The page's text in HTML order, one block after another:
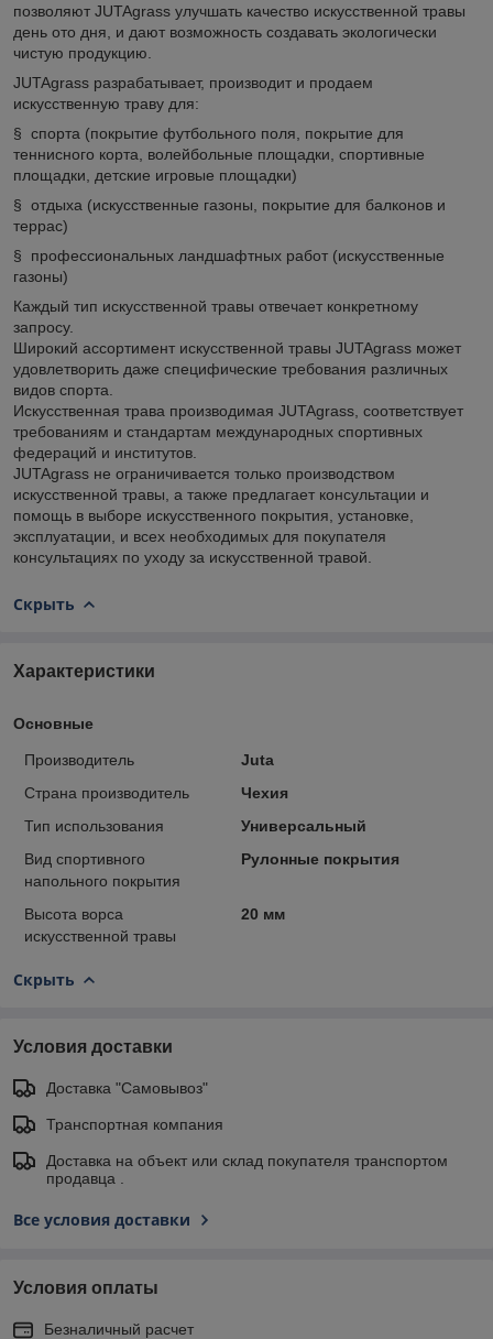
позволяют JUTAgrass улучшать качество искусственной травы
день ото дня, и дают возможность создавать экологически
чистую продукцию.
JUTAgrass разрабатывает, производит и продаем
искусственную траву для:
§ спорта (покрытие футбольного поля, покрытие для
теннисного корта, волейбольные площадки, спортивные
площадки, детские игровые площадки)
§ отдыха (искусственные газоны, покрытие для балконов и
террас)
§ профессиональных ландшафтных работ (искусственные
газоны)
Каждый тип искусственной травы отвечает конкретному
запросу.
Широкий ассортимент искусственной травы JUTAgrass может
удовлетворить даже специфические требования различных
видов спорта.
Искусственная трава производимая JUTAgrass, соответствует
требованиям и стандартам международных спортивных
федераций и институтов.
JUTAgrass не ограничивается только производством
искусственной травы, а также предлагает консультации и
помощь в выборе искусственного покрытия, установке,
эксплуатации, и всех необходимых для покупателя
консультациях по уходу за искусственной травой.
Скрыть
Характеристики
Основные
Производитель
Juta
Страна производитель
Чехия
Тип использования
Универсальный
Вид спортивного
напольного покрытия
Рулонные покрытия
Высота ворса
искусственной травы
20 мм
Скрыть
Условия доставки
Доставка "Самовывоз"
Транспортная компания
Доставка на объект или склад покупателя транспортом
продавца .
Все условия доставки
Условия оплаты
Безналичный расчет